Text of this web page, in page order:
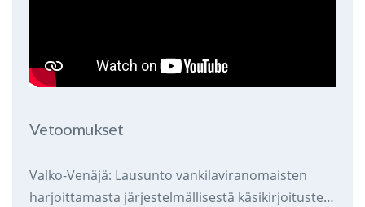
Vetoomukset
Valko-Venäjä: Lausunto vankilaviranomaisten
harjoittamasta järjestelmällisestä käsikirjoitusten